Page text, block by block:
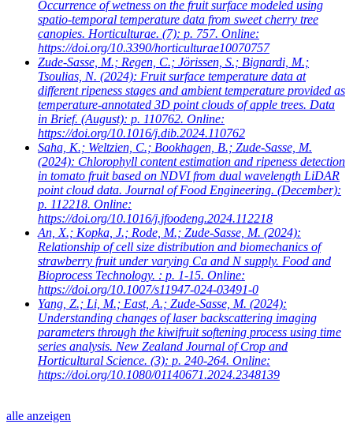
Occurrence of wetness on the fruit surface modeled using
spatio-temporal temperature data from sweet cherry tree
canopies. Horticulturae. (7): p. 757. Online:
https://doi.org/10.3390/horticulturae10070757
Zude-Sasse, M.; Regen, C.; Jörissen, S.; Bignardi, M.;
Tsoulias, N. (2024): Fruit surface temperature data at
different ripeness stages and ambient temperature provided as
temperature-annotated 3D point clouds of apple trees. Data
in Brief. (August): p. 110762. Online:
https://doi.org/10.1016/j.dib.2024.110762
Saha, K.; Weltzien, C.; Bookhagen, B.; Zude-Sasse, M.
(2024): Chlorophyll content estimation and ripeness detection
in tomato fruit based on NDVI from dual wavelength LiDAR
point cloud data. Journal of Food Engineering. (December):
p. 112218. Online:
https://doi.org/10.1016/j.jfoodeng.2024.112218
An, X.; Kopka, J.; Rode, M.; Zude-Sasse, M. (2024):
Relationship of cell size distribution and biomechanics of
strawberry fruit under varying Ca and N supply. Food and
Bioprocess Technology. : p. 1-15. Online:
https://doi.org/10.1007/s11947-024-03491-0
Yang, Z.; Li, M.; East, A.; Zude-Sasse, M. (2024):
Understanding changes of laser backscattering imaging
parameters through the kiwifruit softening process using time
series analysis. New Zealand Journal of Crop and
Horticultural Science. (3): p. 240-264. Online:
https://doi.org/10.1080/01140671.2024.2348139
alle anzeigen